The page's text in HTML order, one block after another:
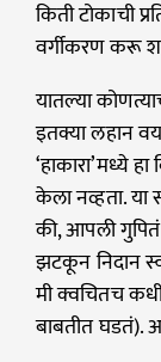
किती टोकाची
वर्गीकरण करू
यातल्या
इतक्या लहान
‘हाकारा’मध्ये
केला नव्हता.
की, आपली
झटकून निदान
मी क्वचितच
बाबतीत घडतं).